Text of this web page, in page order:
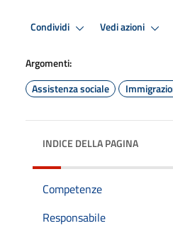
Condividi Vedi azioni
Argomenti:
Assistenza sociale
INDICE DELLA PAGINA
Competenze
Responsabile